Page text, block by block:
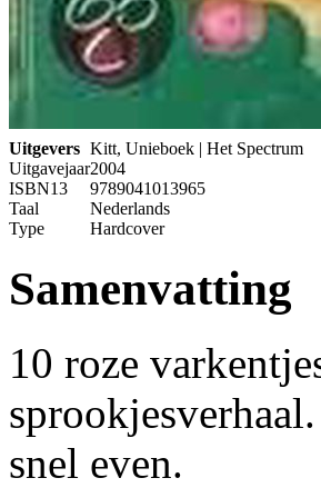
Uitgevers Kitt, Unieboek | Het Spectrum
Uitgavejaar2004
ISBN13
9789041013965
Taal
Nederlands
Type
Hardcover
Samenvatting
10 roze
snel even.